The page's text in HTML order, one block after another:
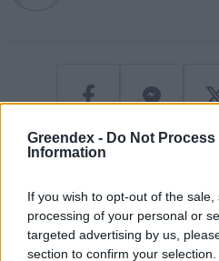
Greendex - Do Not Process
Information
If you wish to opt-out of the
processing of your personal or
targeted advertising by us,
section to confirm your
Negatív vízállások,